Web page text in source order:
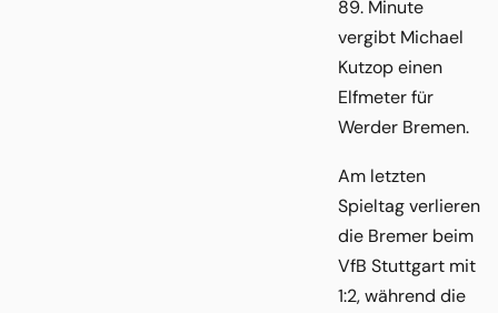
89. Minute
vergibt Michael
Kutzop einen
Elfmeter für
Werder Bremen.
Am letzten
Spieltag verlieren
die Bremer beim
VfB Stuttgart mit
1:2, während die